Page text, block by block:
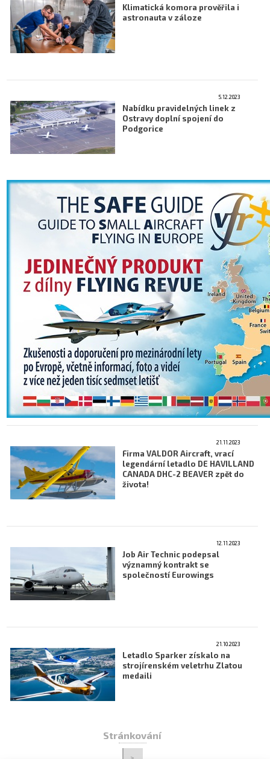
Klimatická komora prověřila i
astronauta v záloze
5.12.2023
Nabídku pravidelných linek z
Ostravy doplní spojení do
Podgorice
21.11.2023
Firma VALDOR Aircraft, vrací
legendární letadlo DE HAVILLAND
CANADA DHC-2 BEAVER zpět do
života!
12.11.2023
Job Air Technic podepsal
významný kontrakt se
společností Eurowings
21.10.2023
Letadlo Sparker získalo na
strojírenském veletrhu Zlatou
medaili
Stránkování